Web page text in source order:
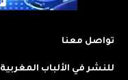
تواصل معنا
للنشر في الألباب المغربية